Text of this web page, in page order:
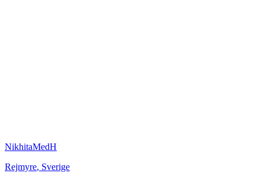
NikhitaMedH
Rejmyre, Sverige